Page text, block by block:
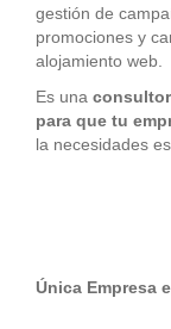
gestión de
promociones y
alojamiento web.
Es una
para que tu
la necesidades
Única Empresa